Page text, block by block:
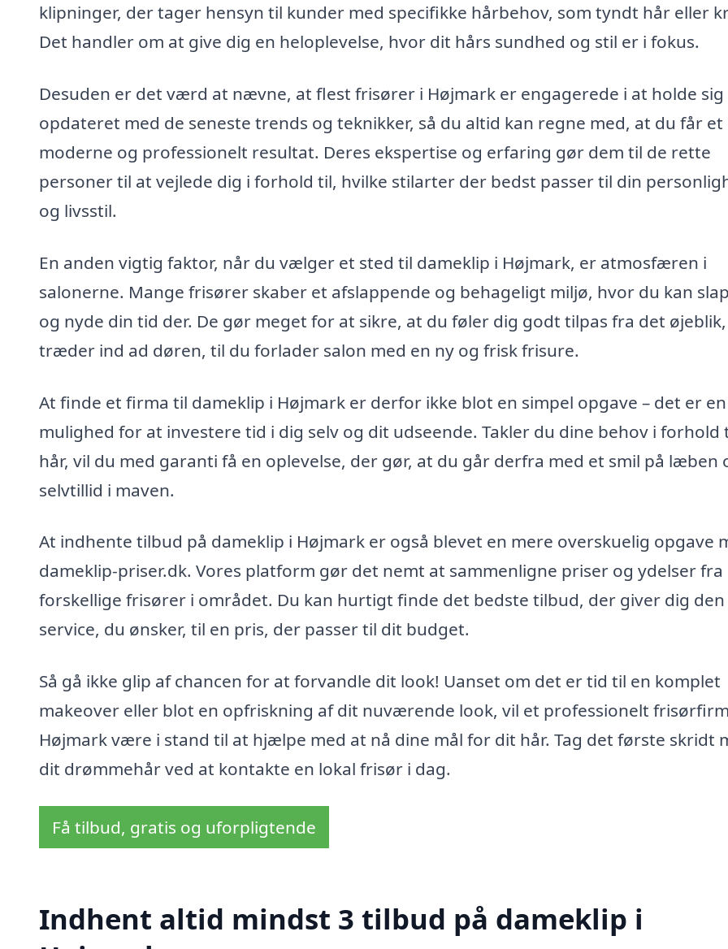
klipninger, der tager hensyn til kunder med specifikke hårbehov, som tyndt hår eller
Det handler om at give dig en heloplevelse, hvor dit hårs sundhed og stil er i fokus.
Desuden er det værd at nævne, at flest frisører i Højmark er engagerede i at holde sig
opdateret med de seneste trends og teknikker, så du altid kan regne med, at du får et
moderne og professionelt resultat. Deres ekspertise og erfaring gør dem til de rette
personer til at vejlede dig i forhold til, hvilke stilarter der bedst passer til din
og livsstil.
En anden vigtig faktor, når du vælger et sted til dameklip i Højmark, er atmosfæren i
salonerne. Mange frisører skaber et afslappende og behageligt miljø, hvor du kan
og nyde din tid der. De gør meget for at sikre, at du føler dig godt tilpas fra det
træder ind ad døren, til du forlader salon med en ny og frisk frisure.
At finde et firma til dameklip i Højmark er derfor ikke blot en simpel opgave – det er en
mulighed for at investere tid i dig selv og dit udseende. Takler du dine behov i forhold
hår, vil du med garanti få en oplevelse, der gør, at du går derfra med et smil på læben
selvtillid i maven.
At indhente tilbud på dameklip i Højmark er også blevet en mere overskuelig opgave
dameklip-priser.dk. Vores platform gør det nemt at sammenligne priser og ydelser fra
forskellige frisører i området. Du kan hurtigt finde det bedste tilbud, der giver dig den
service, du ønsker, til en pris, der passer til dit budget.
Så gå ikke glip af chancen for at forvandle dit look! Uanset om det er tid til en komplet
makeover eller blot en opfriskning af dit nuværende look, vil et professionelt
Højmark være i stand til at hjælpe med at nå dine mål for dit hår. Tag det første skridt
dit drømmehår ved at kontakte en lokal frisør i dag.
Få tilbud, gratis og uforpligtende
Indhent altid mindst 3 tilbud på dameklip i